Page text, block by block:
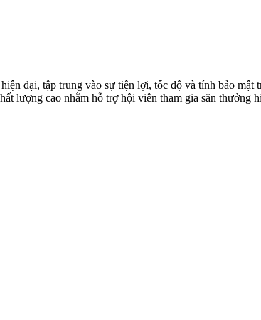
đại, tập trung vào sự tiện lợi, tốc độ và tính bảo
lượng cao nhằm hỗ trợ hội viên tham gia săn thưởng